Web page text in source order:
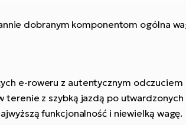
dobranym komponentom ogólna
e-roweru z autentycznym odczuciem
terenie z szybką jazdą po
funkcjonalność i niewielką wagę.